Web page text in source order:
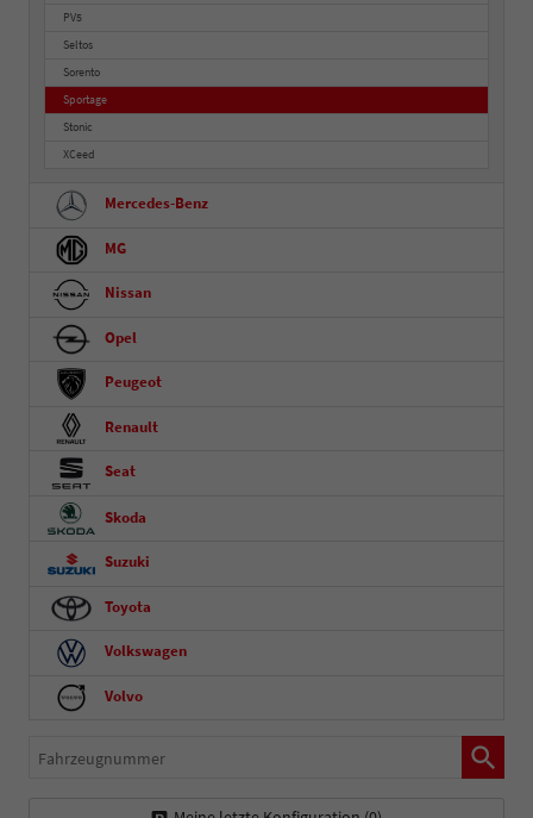
PV5
Seltos
Sorento
Sportage
Stonic
XCeed
Mercedes-Benz
MG
Nissan
Opel
Peugeot
Renault
Seat
Skoda
Suzuki
Toyota
Volkswagen
Volvo
Fahrzeugnummer